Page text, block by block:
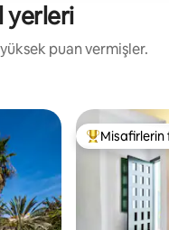
yerleri
puan vermişler.
Misafirlerin
Misafirlerin